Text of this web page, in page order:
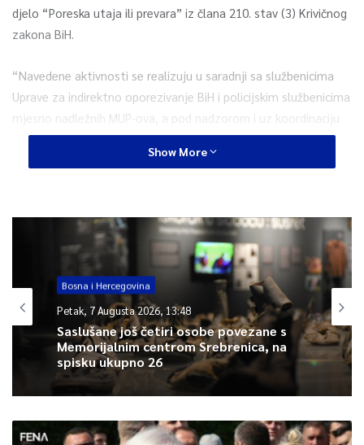
djelo “Poreska utaja ili prevara” iz člana 210. stav (3) Krivičnog
zakona BiH.
“Navedene aktivnosti se realizuju u saradnji sa službenicima
Uprave za indirektno oporezivanje BiH i policijskim službenicima
mjesno nadležnih MUP-ova, a pod nadzorom i uz koordinaciju
postupajućeg tužioca, Tužilaštva BiH”, stoji u saopštenju.
javnost informisati naknadno.
0
Article Rating
Show More
Bosna i Hercegovina
Petak, 7 Augusta 2026, 13:48
Saslušane još četiri osobe povezane s
Memorijalnim centrom Srebrenica, na
spisku ukupno 26